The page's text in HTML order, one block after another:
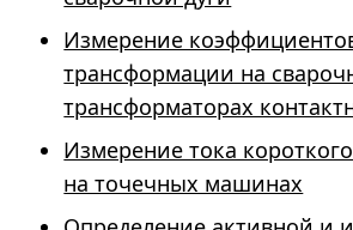
Измерение
трансформации на
трансформаторах
Измерение тока
на точечных машинах